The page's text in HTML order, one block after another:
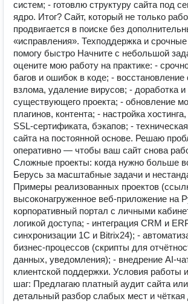
систем; - готовлю структуру сайта под
ядро. Итог? Сайт, который не только
продвигается в поиске без
«исправления». Техподдержка и
помогу быстро Начните с небольшой
оцените мою работу на практике: -
багов и ошибок в коде; - восстановление
взлома, удаление вирусов; - доработка и
существующего проекта; - обновление
плагинов, контента; - настройка хостинга,
SSL‑сертификата, бэкапов; -
сайта на постоянной основе. Решаю
оперативно — чтобы ваш сайт снова
Сложные проекты: когда нужно больше
Берусь за масштабные задачи и
Примеры реализованных проектов
высоконагруженное веб‑приложение на
корпоративный портал с личными
логикой доступа; - интеграция CRM и
синхронизации 1C и Bitrix24); -
бизнес‑процессов (скрипты для
данных, уведомления); - внедрение
клиентской поддержки. Условия работы
шаг: Предлагаю платный аудит сайта
детальный разбор слабых мест и чёткая